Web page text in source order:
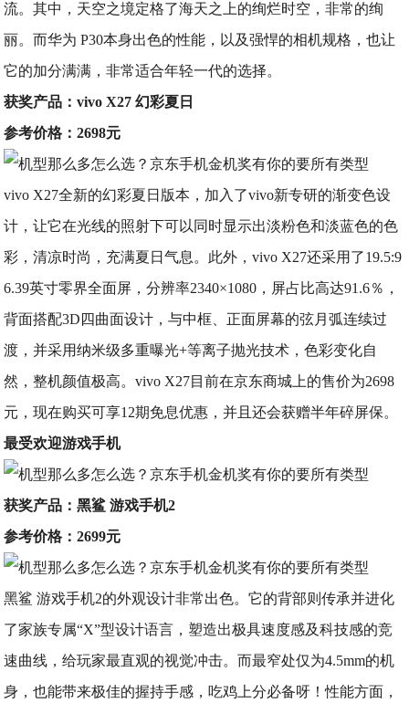
流。其中，天空之境定格了海天之上的绚烂时空，非常的绚
丽。而华为 P30本身出色的性能，以及强悍的相机规格，也让
它的加分满满，非常适合年轻一代的选择。
获奖产品：vivo X27 幻彩夏日
参考价格：2698元
vivo X27全新的幻彩夏日版本，加入了vivo新专研的渐变色设
计，让它在光线的照射下可以同时显示出淡粉色和淡蓝色的色
彩，清凉时尚，充满夏日气息。此外，vivo X27还采用了19.5:9
6.39英寸零界全面屏，分辨率2340×1080，屏占比高达91.6％，
背面搭配3D四曲面设计，与中框、正面屏幕的弦月弧连续过
渡，并采用纳米级多重曝光+等离子抛光技术，色彩变化自
然，整机颜值极高。vivo X27目前在京东商城上的售价为2698
元，现在购买可享12期免息优惠，并且还会获赠半年碎屏保。
最受欢迎游戏手机
获奖产品：黑鲨 游戏手机2
参考价格：2699元
黑鲨 游戏手机2的外观设计非常出色。它的背部则传承并进化
了家族专属“X”型设计语言，塑造出极具速度感及科技感的竞
速曲线，给玩家最直观的视觉冲击。而最窄处仅为4.5mm的机
身，也能带来极佳的握持手感，吃鸡上分必备呀！性能方面，